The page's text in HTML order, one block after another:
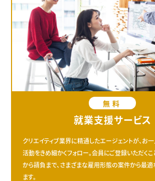
無料
就業支援サービス
クリエイティブ業界に精通したエージェントが、お
活動をきめ細かくフォロー。会員にご登録いただく
から請負まで、さまざまな雇用形態の案件から最
ます。